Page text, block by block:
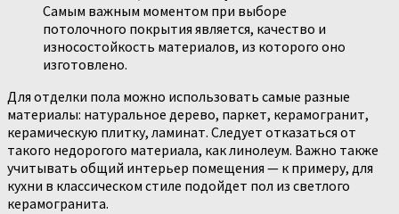
Самым важным моментом при выборе
потолочного покрытия является, качество и
износостойкость материалов, из которого оно
изготовлено.
Для отделки пола можно использовать самые разные
материалы: натуральное дерево, паркет, керамогранит,
керамическую плитку, ламинат. Следует отказаться от
такого недорогого материала, как линолеум. Важно также
учитывать общий интерьер помещения — к примеру, для
кухни в классическом стиле подойдет пол из светлого
керамогранита.